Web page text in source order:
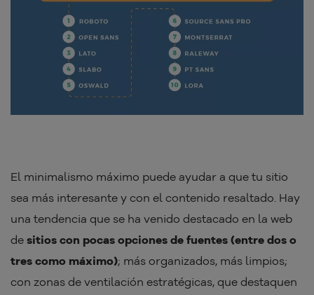
El minimalismo máximo puede ayudar a que tu sitio
sea más interesante y con el contenido resaltado. Hay
una tendencia que se ha venido destacado en la web
de sitios con pocas opciones de fuentes (entre dos o
tres como máximo); más organizados, más limpios;
con zonas de ventilación estratégicas, que destaquen